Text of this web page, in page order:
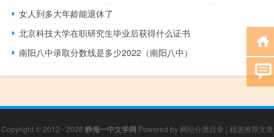
女人到多大年龄能退休了
北京科技大学在职研究生毕业后获得什么证书
南阳八中录取分数线是多少2022（南阳八中）
Copyright © 2012 - 2026 静海一中文学网 Powered by 网站分类目录 | 精选推荐文章